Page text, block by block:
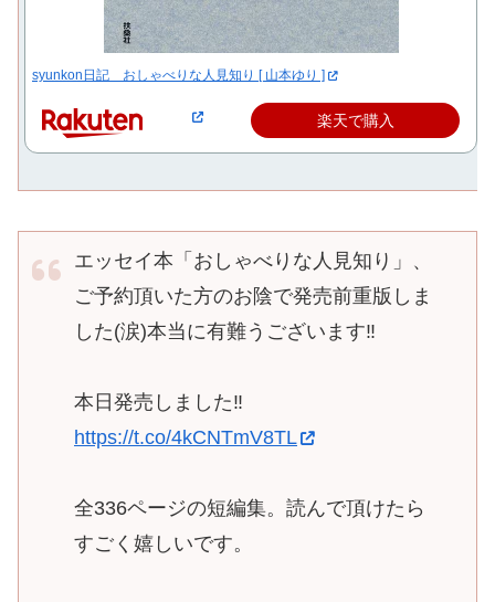
syunkon日記 おしゃべりな人見知り [ 山本ゆり ]
楽天で購入
エッセイ本「おしゃべりな人見知り」、
ご予約頂いた方のお陰で発売前重版しま
した(涙)本当に有難うございます‼️
本日発売しました‼️
https://t.co/4kCNTmV8TL
全336ページの短編集。読んで頂けたら
すごく嬉しいです。